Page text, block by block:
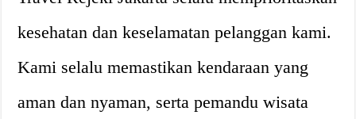
kesehatan dan keselamatan pelanggan kami.
Kami selalu memastikan kendaraan yang
aman dan nyaman, serta pemandu wisata